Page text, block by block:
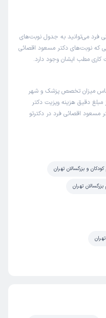
فرد می‌توانید به جدول نوبت‌های
که نوبت‌های دکتر مسعود اقصائی
کاری مطب ایشان وجود دارد.
میزان تخصص پزشک و شهر
دقیق هزینه ویزیت دکتر
مسعود اقصائی فرد در دکترتو
و بزرگسالان تهران
تهران